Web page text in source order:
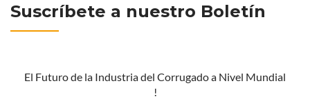
Suscríbete a nuestro Boletín
El Futuro de la Industria del Corrugado a Nivel Mundial
!